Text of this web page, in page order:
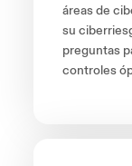
áreas de
su
preguntas
controles